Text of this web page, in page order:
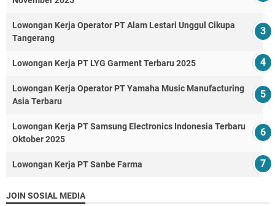
Lowongan Kerja Operator PT Alam Lestari Unggul Cikupa
Tangerang
Lowongan Kerja PT LYG Garment Terbaru 2025
Lowongan Kerja Operator PT Yamaha Music Manufacturing
Asia Terbaru
Lowongan Kerja PT Samsung Electronics Indonesia Terbaru
Oktober 2025
Lowongan Kerja PT Sanbe Farma
JOIN SOSIAL MEDIA